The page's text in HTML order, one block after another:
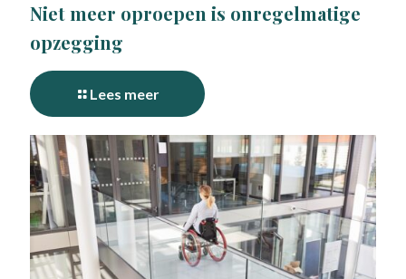
Niet meer oproepen is onregelmatige
opzegging
Lees meer